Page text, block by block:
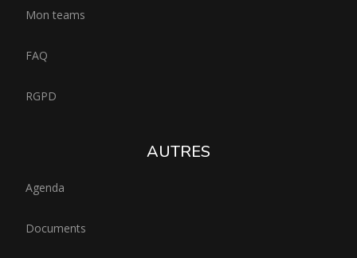
Mon teams
FAQ
RGPD
AUTRES
Agenda
Documents